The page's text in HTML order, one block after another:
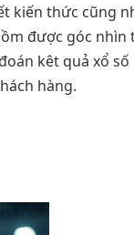
kiến thức cũng
được góc
kêt quả xổ
hàng.